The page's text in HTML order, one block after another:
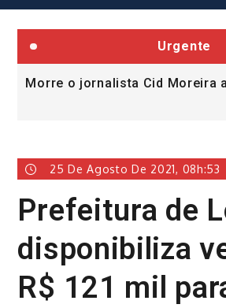
Urgente
Morre o jornalista Cid Moreira
25 De Agosto De 2021, 08h:53
Prefeitura de
disponibiliza
R$ 121 mil